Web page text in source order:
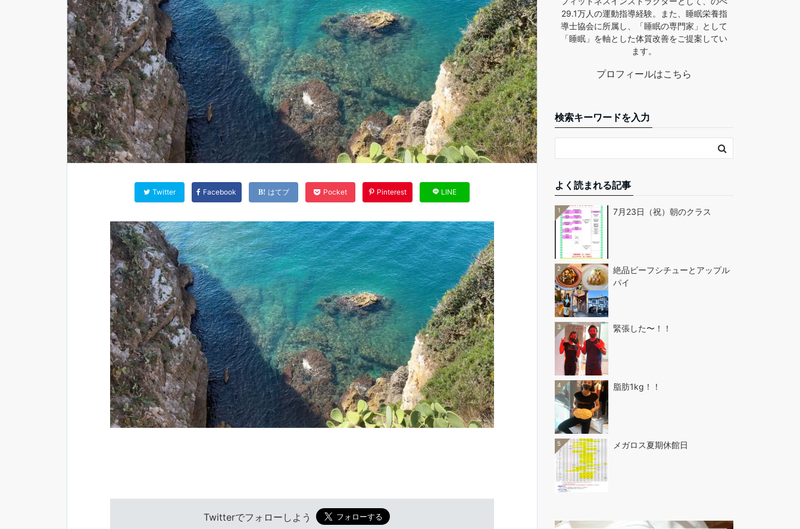
Twitter Facebook はてブ Pocket Pinterest LINE
Twitterでフォローしよう
29.1万人の運動指導経験。また、睡眠栄養指
導士協会に所属し、「睡眠の専門家」として
「睡眠」を軸とした体質改善をご提案してい
ます。
プロフィールはこちら
検索キーワードを入力
よく読まれる記事
1 7月23日（祝）朝のクラス
2
絶品ビーフシチューとアップル
パイ
3 緊張した〜！！
4 脂肪1kg！！
5 メガロス夏期休館日